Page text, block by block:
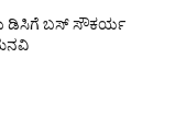
ಡಿಸಿಗೆ ಬಸ್ ಸೌಕರ್ಯ